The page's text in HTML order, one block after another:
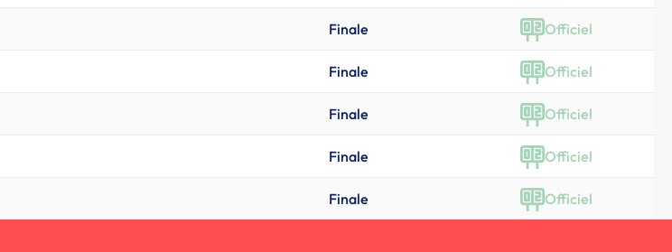
Finale Officiel
Finale Officiel
Finale Officiel
Finale Officiel
Finale Officiel